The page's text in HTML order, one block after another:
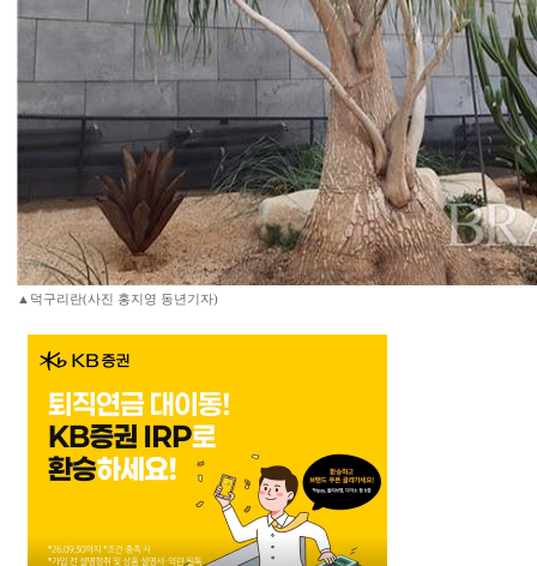
▲덕구리란(사진 홍지영 동년기자)